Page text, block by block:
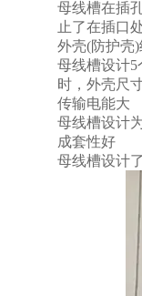
母线槽在插
止了在插口
外壳(防护壳
母线槽设计
时，外壳尺
传输电能大
母线槽设计
成套性好
母线槽设计